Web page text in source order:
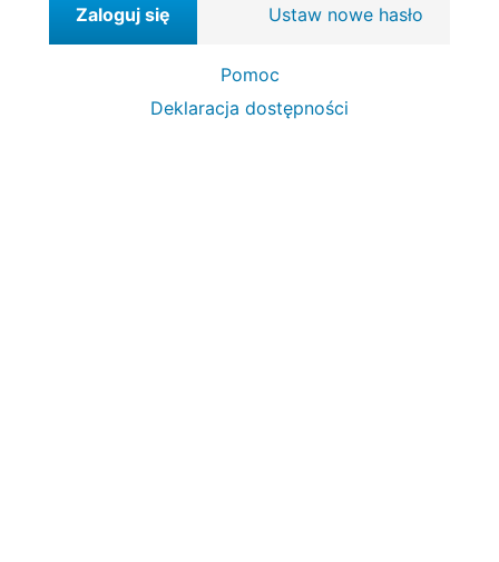
Zaloguj się Ustaw nowe hasło
Pomoc
Deklaracja dostępności